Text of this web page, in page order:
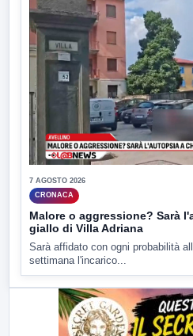
7 AGOSTO 2026
CRONACA
Malore o aggressione? Sarà
giallo di Villa Adriana
Sarà affidato con ogni probabilità
settimana l'incarico...